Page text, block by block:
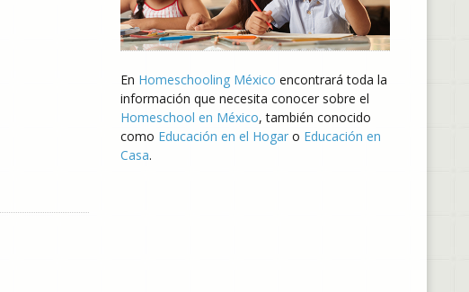
En Homeschooling México encontrará toda la
información que necesita conocer sobre el
Homeschool en México, también conocido
como Educación en el Hogar o Educación en
Casa.